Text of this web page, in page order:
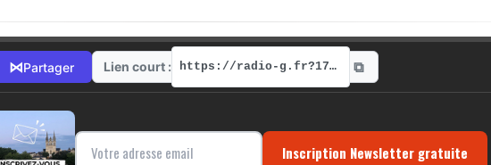
⋈Partager Lien court : https://radio-g.fr?17671 ⧉
Inscription Newsletter gratuite